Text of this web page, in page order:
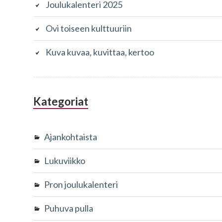
Joulukalenteri 2025
Ovi toiseen kulttuuriin
Kuva kuvaa, kuvittaa, kertoo
Kategoriat
Ajankohtaista
Lukuviikko
Pron joulukalenteri
Puhuva pulla